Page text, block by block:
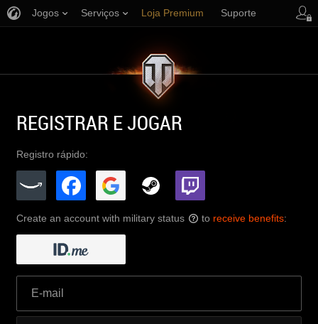
Jogos Serviços Loja Premium Suporte
REGISTRAR E JOGAR
Registro rápido:
Create an account with military status ? to receive benefits: